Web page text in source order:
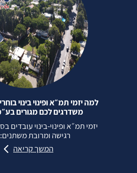
למה יזמי תמ״א ופינוי בינוי
משדרגים לכם מגורים בע״מ
יזמי תמ״א ופינוי‑בינוי עובדים
רגישה ומרובת
המשך קריאה